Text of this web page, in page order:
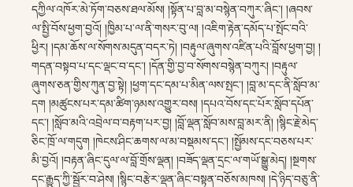
དཀྱིལ་འཁོར་མེ་ཏོག་བཅས་ཐལ་མོས། །སྟོན་པ་བླ་མ་བསྙེན་བཀུར་ཞིང་། །ཞབས་
ལ་སྤྱི་བོས་ཕྱག་བྱའོ། །ཁྱིམ་པ་ལ་ནི་གསར་བུ་ལ། །འཇིག་རྟེན་དམོད་པ་སྤོང་བའི་
ཕྱིར། །དམ་ཆོས་ལ་སོགས་མདུན་བདར་ཏེ། །བརྟུལ་ཞུགས་འཛིན་པའི་བློས་ཕྱག་བྱ། །
གདན་བསྟབ་པ་དང་ལྡང་བ་དང་། །དོན་གྱི་བྱ་བ་སོགས་བསྙེན་བཀུར། །བརྟུལ་
ཞུགས་ཅན་གྱིས་ཀུན་བྱ་སྟེ། །ཕྱག་དང་དམ་པ་མིན་ལས་སྤང་། །བླ་མ་དང་ནི་སློབ་མ་
དག །མཚུངས་པར་དམ་ཚིག་ཉམས་འགྱུར་བས། །དཔའ་བོས་དང་པོར་སློབ་དཔོན་
དང་། །སློབ་མའི་འབྲེལ་བ་བརྟག་པར་བྱ། །བློ་ལྡན་སློབ་མས་བླ་མར་ནི། །སྙིང་རྗེ་མེད་
ཅིང་ཁྲོ་ལ་གདུག །ཁེངས་ཤིང་ཆགས་ལ་མ་བསྡམས་དང་། །སྤྱོམས་དང་བཅས་པར་
མི་བྱའོ། །བརྟན་ཞིང་དུལ་ལ་བློ་གྲོས་ལྡན། །བཟོད་ལྡན་དྲང་ལ་གཡོ་སྒྱུ་མེད། །སྔགས་
དང་རྒྱུད་ཀྱི་སྦྱོར་བ་ཤེས། །སྙིང་བརྩེར་ལྡན་ཞིང་བསྟན་བཅོས་མཁས། །དེ་ཉིད་བཅུ་ནི་